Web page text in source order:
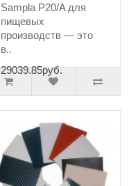
Sampla P20/A для
пищевых
производств — это
в..
29039.85руб.